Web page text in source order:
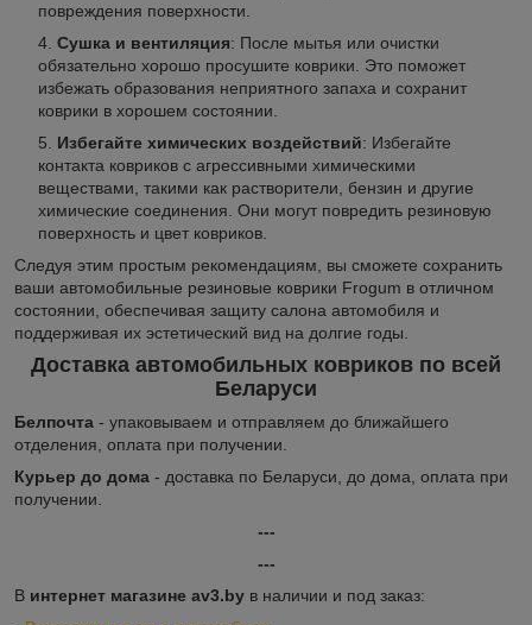
повреждения поверхности.
Сушка и вентиляция: После мытья или очистки
обязательно хорошо просушите коврики. Это поможет
избежать образования неприятного запаха и сохранит
коврики в хорошем состоянии.
Избегайте химических воздействий: Избегайте
контакта ковриков с агрессивными химическими
веществами, такими как растворители, бензин и другие
химические соединения. Они могут повредить резиновую
поверхность и цвет ковриков.
Следуя этим простым рекомендациям, вы сможете сохранить
ваши автомобильные резиновые коврики Frogum в отличном
состоянии, обеспечивая защиту салона автомобиля и
поддерживая их эстетический вид на долгие годы.
Доставка автомобильных ковриков по всей
Беларуси
Белпочта - упаковываем и отправляем до ближайшего
отделения, оплата при получении.
Курьер до дома - доставка по Беларуси, до дома, оплата при
получении.
---
---
В интернет магазине av3.by в наличии и под заказ: